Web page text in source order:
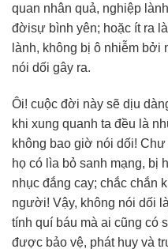
quan nhân quả, nghiệp
đờisự bình yên; hoặc ít ra
lành, không bị ô nhiễm
nói dối gây ra.
Ôi! cuộc đời này sẽ dịu
khi xung quanh ta đều là
không bao giờ nói dối!
họ có lìa bỏ sanh mạng, bị
nhục đắng cay; chắc chắn
người! Vậy, không nói dối
tính quí báu mà ai cũng có
được bảo vệ, phát huy và